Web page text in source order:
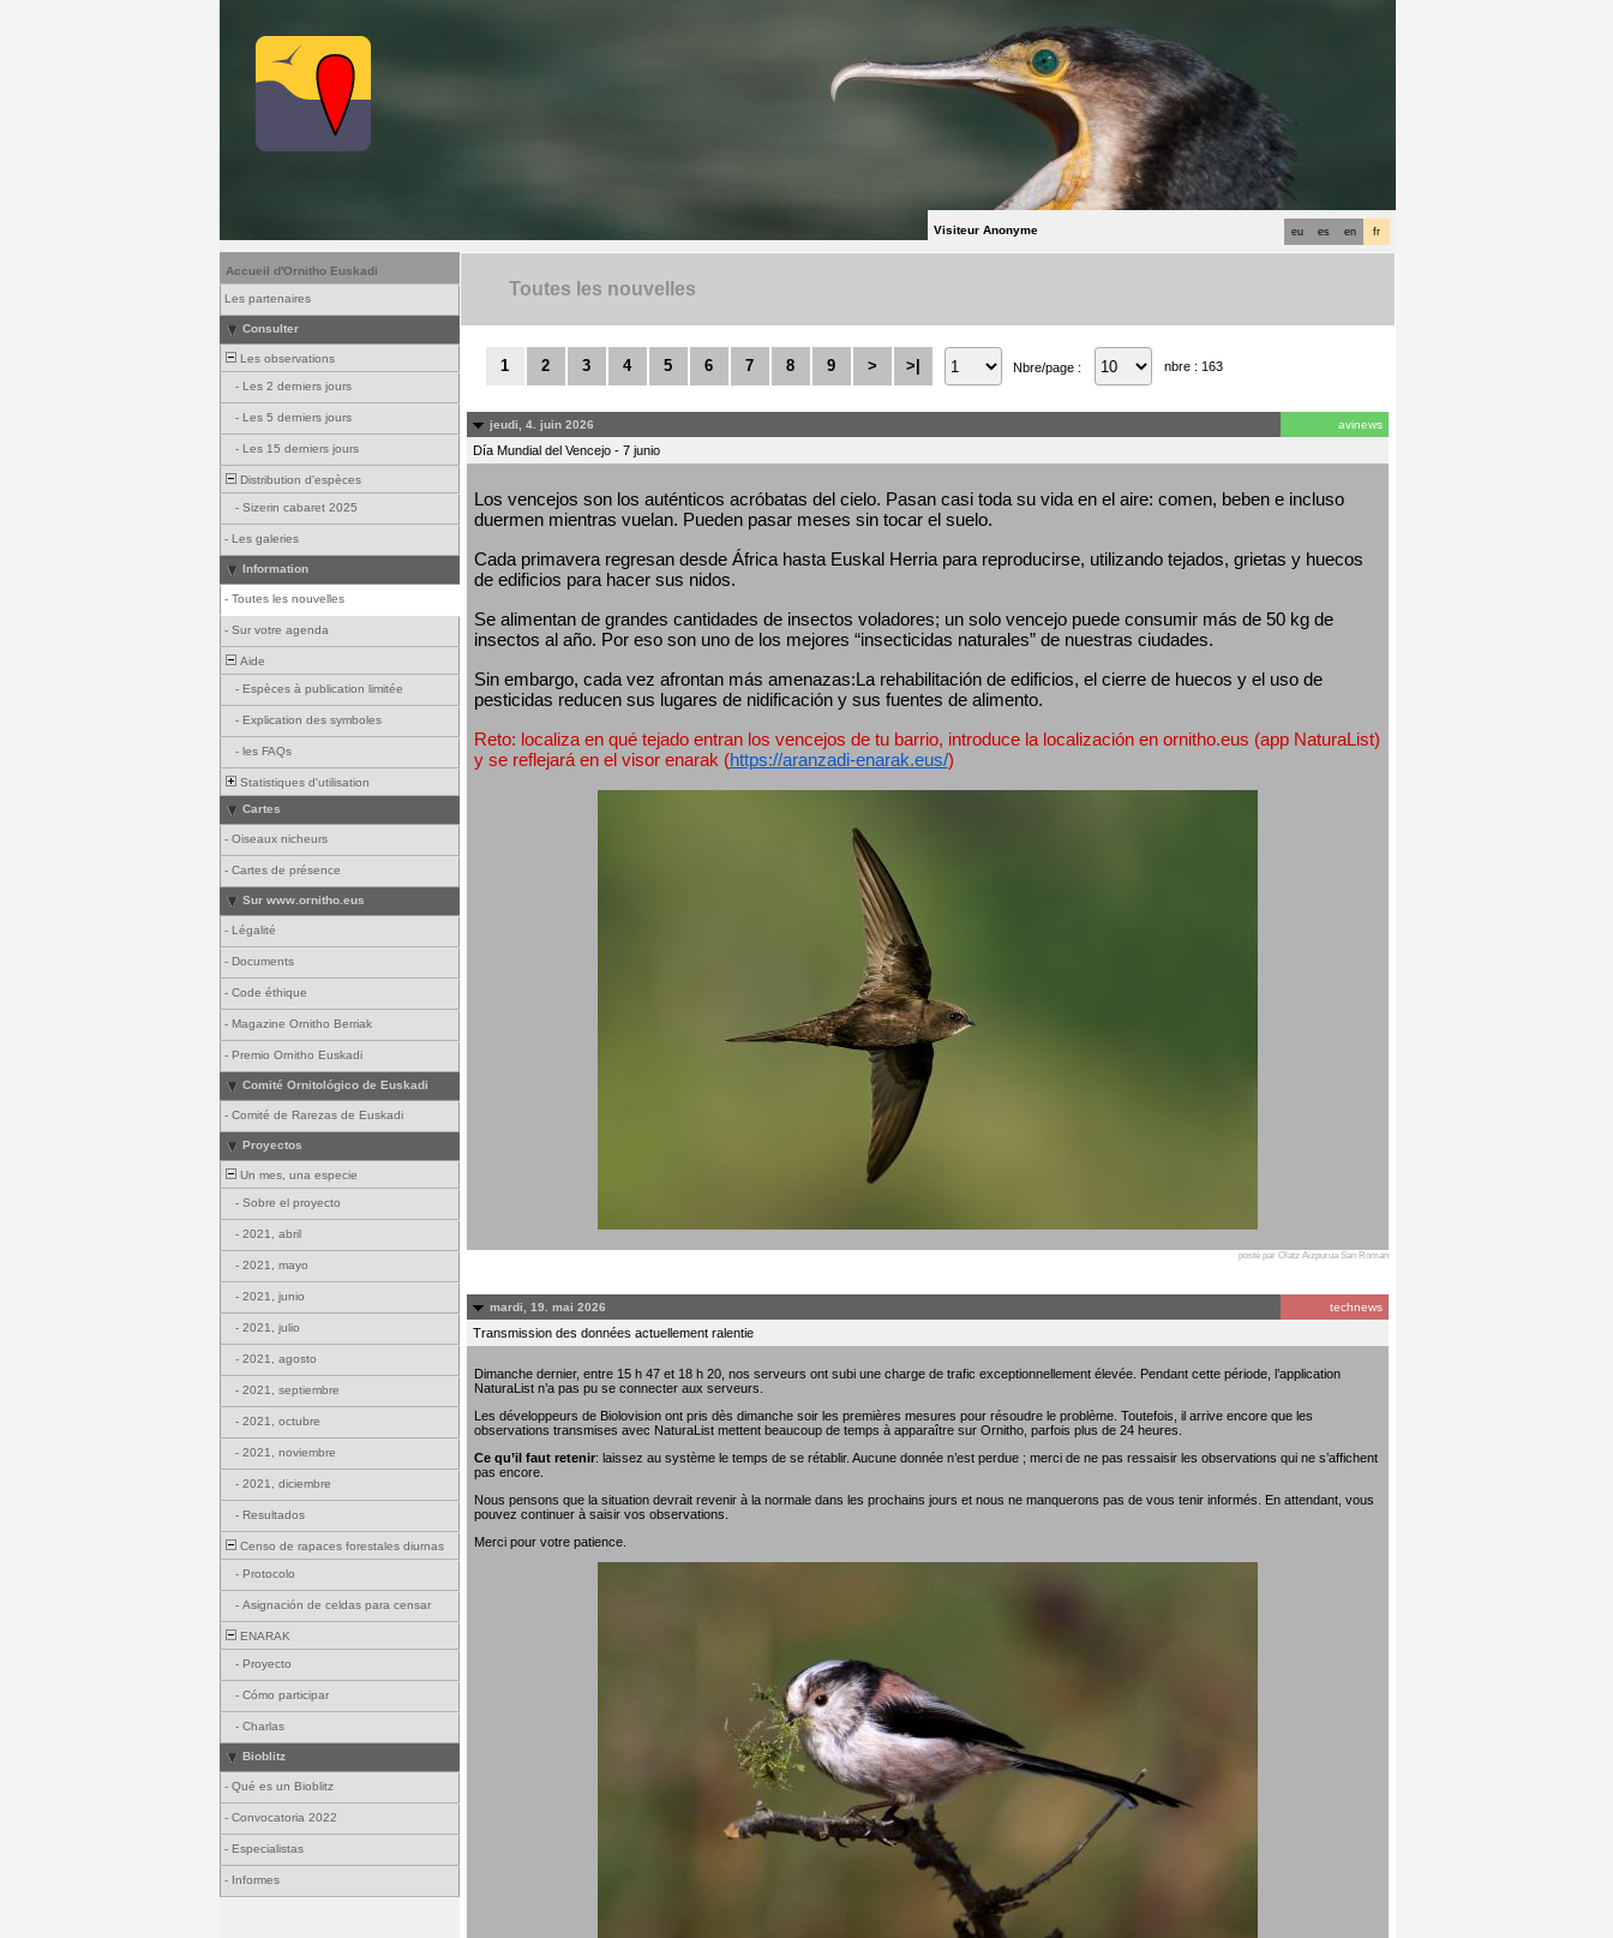
fr
en
es
eu
Visiteur Anonyme
Accueil d'Ornitho Euskadi
Les partenaires
Consulter
Les observations
- Les 2 derniers jours
- Les 5 derniers jours
- Les 15 derniers jours
Distribution d'espèces
- Sizerin cabaret 2025
- Les galeries
Information
- Toutes les nouvelles
- Sur votre agenda
Aide
- Espèces à publication limitée
- Explication des symboles
- les FAQs
Statistiques d'utilisation
Cartes
- Oiseaux nicheurs
- Cartes de présence
Sur www.ornitho.eus
- Légalité
- Documents
- Code éthique
- Magazine Ornitho Berriak
- Premio Ornitho Euskadi
Comité Ornitológico de Euskadi
- Comité de Rarezas de Euskadi
Proyectos
Un mes, una especie
- Sobre el proyecto
- 2021, abril
- 2021, mayo
- 2021, junio
- 2021, julio
- 2021, agosto
- 2021, septiembre
- 2021, octubre
- 2021, noviembre
- 2021, diciembre
- Resultados
Censo de rapaces forestales diurnas
- Protocolo
- Asignación de celdas para censar
ENARAK
- Proyecto
- Cómo participar
- Charlas
Bioblitz
- Qué es un Bioblitz
- Convocatoria 2022
- Especialistas
- Informes
Toutes les nouvelles
1 2 3 4 5 6 7 8 9 > >| Nbre/page : nbre : 163
jeudi, 4. juin 2026 avinews
Día Mundial del Vencejo - 7 junio
Los vencejos son los auténticos acróbatas del cielo. Pasan casi toda su vida en el aire: comen, beben e incluso
duermen mientras vuelan. Pueden pasar meses sin tocar el suelo.
Cada primavera regresan desde África hasta Euskal Herria para reproducirse, utilizando tejados, grietas y huecos
de edificios para hacer sus nidos.
Se alimentan de grandes cantidades de insectos voladores; un solo vencejo puede consumir más de 50 kg de
insectos al año. Por eso son uno de los mejores “insecticidas naturales” de nuestras ciudades.
Sin embargo, cada vez afrontan más amenazas:La rehabilitación de edificios, el cierre de huecos y el uso de
pesticidas reducen sus lugares de nidificación y sus fuentes de alimento.
Reto: localiza en qué tejado entran los vencejos de tu barrio, introduce la localización en ornitho.eus (app NaturaList)
y se reflejará en el visor enarak (https://aranzadi-enarak.eus/)
posté par Olatz Aizpurua San Roman
mardi, 19. mai 2026 technews
Transmission des données actuellement ralentie
Dimanche dernier, entre 15 h 47 et 18 h 20, nos serveurs ont subi une charge de trafic exceptionnellement élevée. Pendant cette période, l’application
NaturaList n’a pas pu se connecter aux serveurs.
Les développeurs de Biolovision ont pris dès dimanche soir les premières mesures pour résoudre le problème. Toutefois, il arrive encore que les
observations transmises avec NaturaList mettent beaucoup de temps à apparaître sur Ornitho, parfois plus de 24 heures.
Ce qu’il faut retenir: laissez au système le temps de se rétablir. Aucune donnée n’est perdue ; merci de ne pas ressaisir les observations qui ne s’affichent
pas encore.
Nous pensons que la situation devrait revenir à la normale dans les prochains jours et nous ne manquerons pas de vous tenir informés. En attendant, vous
pouvez continuer à saisir vos observations.
Merci pour votre patience.